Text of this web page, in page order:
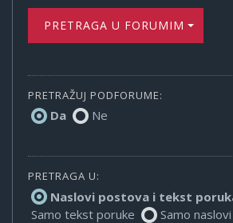
PRETRAGA U FORUMIMA
PRETRAŽUJ PODFORUME:
Da Ne
PRETRAGA U:
Naslovi postova i tekst
Samo tekst poruke
Samo